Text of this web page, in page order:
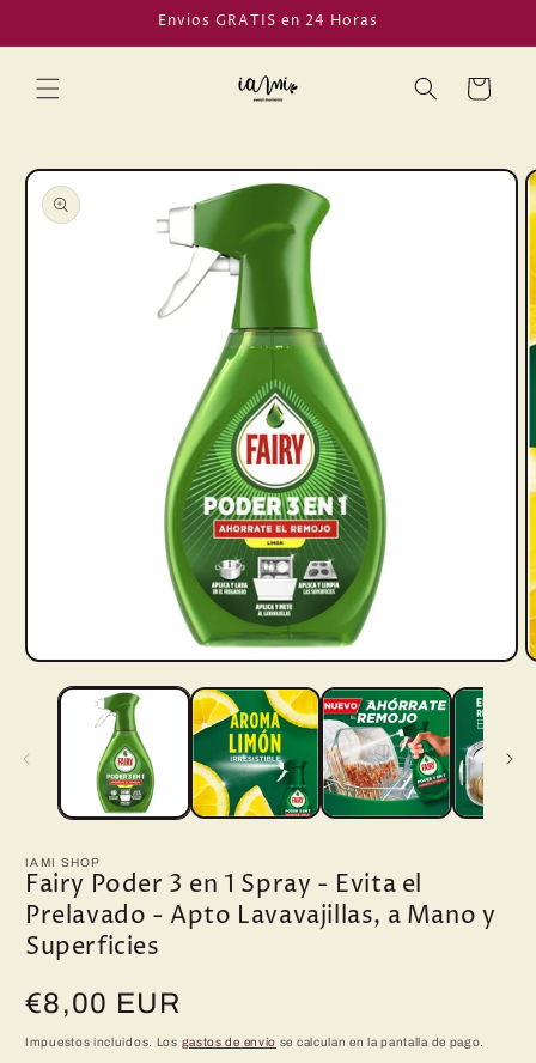
al contenido
Envios GRATIS en 24 Horas
Carrito
directamente
a la
información
Abrir
elemento
multimedia
una
IAMI SHOP
Fairy Poder 3 en 1 Spray - Evita el
Prelavado - Apto Lavavajillas, a Mano y
Superficies
Precio
habitual
€8,00 EUR
Impuestos incluidos. Los gastos de envío se calculan en la pantalla de pago.